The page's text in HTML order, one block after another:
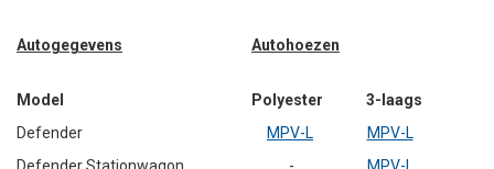
INFORMATIE DAKDRAGER SYSTEMEN
INFORMATIE OVER WETGEVING
Autogegevens Autohoezen
Model Polyester 3-laags
Defender
MPV-L
MPV-L